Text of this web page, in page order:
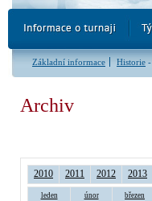
Základní informace Historie -
Archiv
2010 2011 2012 2013
leden únor březen